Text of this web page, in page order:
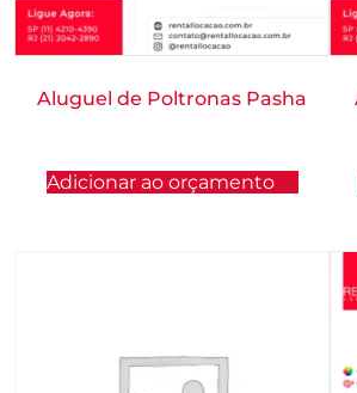
Aluguel de Poltronas Pasha
Adicionar ao orçamento